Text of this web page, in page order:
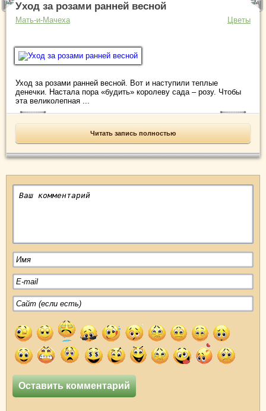
Уход за розами ранней весной
Мать-и-Мачеха Цветы
Уход за розами ранней весной. Вот и наступили теплые
денечки. Настала пора «будить» королеву сада – розу. Чтобы
эта великолепная ...
Читать запись полностью